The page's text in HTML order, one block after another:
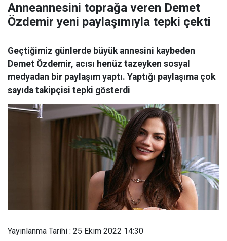
Anneannesini toprağa veren Demet
Özdemir yeni paylaşımıyla tepki çekti
Geçtiğimiz günlerde büyük annesini kaybeden
Demet Özdemir, acısı henüz tazeyken sosyal
medyadan bir paylaşım yaptı. Yaptığı paylaşıma çok
sayıda takipçisi tepki gösterdi
Yayınlanma Tarihi : 25 Ekim 2022 14:30